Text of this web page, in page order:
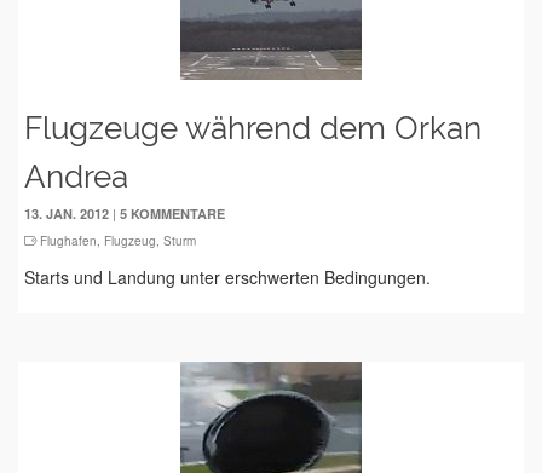
Flugzeuge während dem Orkan
Andrea
13. JAN. 2012 | 5 KOMMENTARE
Flughafen, Flugzeug, Sturm
Starts und Landung unter erschwerten Bedingungen.